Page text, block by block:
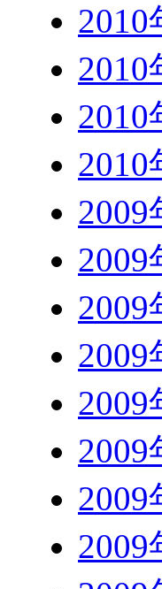
2010
2010
2010
2010
2009
2009
2009
2009
2009
2009
2009
2009